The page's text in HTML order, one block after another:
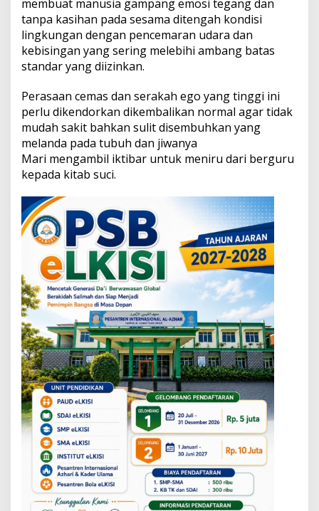
t
a
s
i
I
s
a
m
i
u
n
t
u
e
n
g
a
n
J
i
w
a
d
a
n
P
y
e
m
b
u
membuat manusia gampang emosi tegang dan
tanpa kasihan pada sesama ditengah kondisi
lingkungan dengan pencemaran udara dan
kebisingan yang sering melebihi ambang batas
standar yang diizinkan.
Perasaan cemas dan serakah ego yang tinggi ini
perlu dikendorkan dikembalikan normal agar tidak
mudah sakit bahkan sulit disembuhkan yang
melanda pada tubuh dan jiwanya
Mari mengambil iktibar untuk meniru dari berguru
kepada kitab suci.